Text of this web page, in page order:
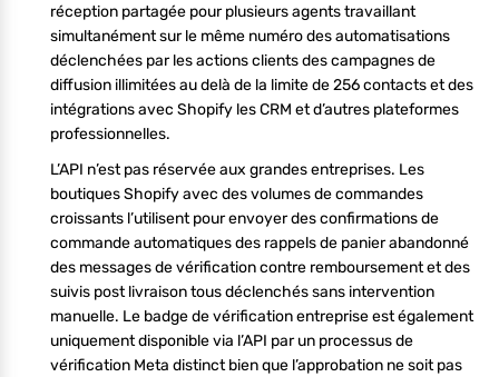
réception partagée pour plusieurs agents travaillant
simultanément sur le même numéro des automatisations
déclenchées par les actions clients des campagnes de
diffusion illimitées au delà de la limite de 256 contacts et des
intégrations avec Shopify les CRM et d’autres plateformes
professionnelles.
L’API n’est pas réservée aux grandes entreprises. Les
boutiques Shopify avec des volumes de commandes
croissants l’utilisent pour envoyer des confirmations de
commande automatiques des rappels de panier abandonné
des messages de vérification contre remboursement et des
suivis post livraison tous déclenchés sans intervention
manuelle. Le badge de vérification entreprise est également
uniquement disponible via l’API par un processus de
vérification Meta distinct bien que l’approbation ne soit pas